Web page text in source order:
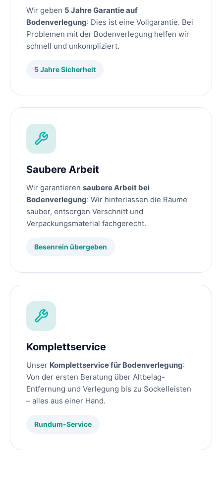
Wir geben 5 Jahre Garantie auf
Bodenverlegung: Dies ist eine Vollgarantie. Bei
Problemen mit der Bodenverlegung helfen wir
schnell und unkompliziert.
5 Jahre Sicherheit
Saubere Arbeit
Wir garantieren saubere Arbeit bei
Bodenverlegung: Wir hinterlassen die Räume
sauber, entsorgen Verschnitt und
Verpackungsmaterial fachgerecht.
Besenrein übergeben
Komplettservice
Unser Komplettservice für Bodenverlegung:
Von der ersten Beratung über Altbelag-
Entfernung und Verlegung bis zu Sockelleisten
– alles aus einer Hand.
Rundum-Service